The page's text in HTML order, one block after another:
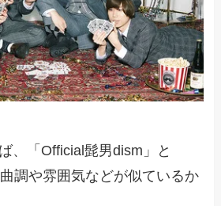
、「Official髭男dism」と
曲調や雰囲気などが似ているか